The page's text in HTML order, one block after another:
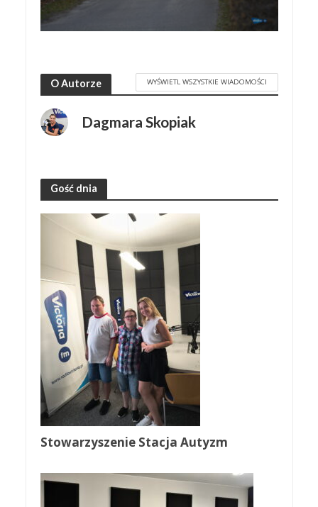
O Autorze WYŚWIETL WSZYSTKIE WIADOMOŚCI
Dagmara Skopiak
Gość dnia
Stowarzyszenie Stacja Autyzm